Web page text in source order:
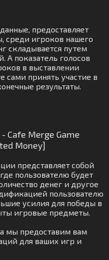
предоставляет
среди игроков нашего
складывается путем
А показатель голосов
в выставлении
сами принять участие в
результаты.
Cafe Merge Game
Money]
представляет собой
пользователю будет
денег и другое
пользователю
усилия для победы в
игровые предметы.
мы предоставим вам
для ваших игр и